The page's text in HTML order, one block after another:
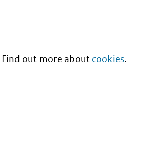
Find out more about cookies.